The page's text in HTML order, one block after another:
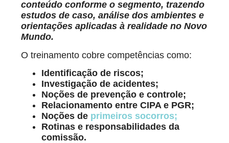
conteúdo conforme o segmento, trazendo
estudos de caso, análise dos ambientes e
orientações aplicadas à realidade no Novo
Mundo.
O treinamento cobre competências como:
Identificação de riscos;
Investigação de acidentes;
Noções de prevenção e controle;
Relacionamento entre CIPA e PGR;
Noções de primeiros socorros;
Rotinas e responsabilidades da
comissão.